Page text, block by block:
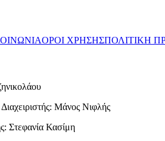
ΟΡΟΙ ΧΡΗΣΗΣΠΟΛΙΤΙΚΗ
Μάνος Νιφλής
Στεφανία Κασίμη